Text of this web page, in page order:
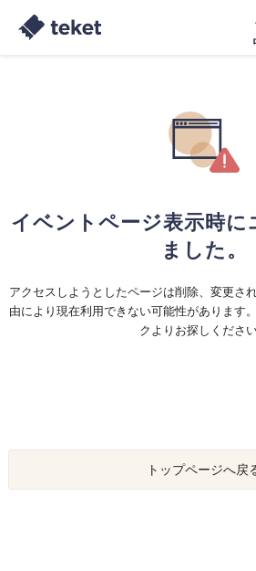
イベントページ表示時に
ました。
アクセスしようとしたページは削除、変更さ
由により現在利用できない可能性があります
クよりお探しください
トップページへ戻